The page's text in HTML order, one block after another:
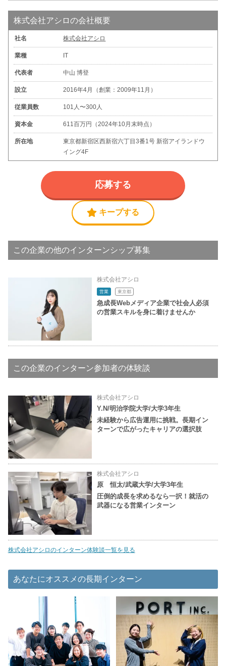
株式会社アシロの会社概要
社名 株式会社アシロ
業種 IT
代表者 中山 博登
設立 2016年4月（創業：2009年11月）
従業員数 101人〜300人
資本金 611百万円（2024年10月末時点）
所在地
東京都新宿区西新宿六丁目3番1号 新宿アイランドウ
イング4F
キープする
応募する
この企業の他のインターンシップ募集
株式会社アシロ
営業 東京都
急成長Webメディア企業で社会人必須
の営業スキルを身に着けませんか
この企業のインターン参加者の体験談
株式会社アシロ
Y.N/明治学院大学/大学3年生
未経験から広告運用に挑戦。長期イン
ターンで広がったキャリアの選択肢
株式会社アシロ
原 恒太/武蔵大学/大学3年生
圧倒的成長を求めるなら一択！就活の
武器になる営業インターン
株式会社アシロのインターン体験談一覧を見る
あなたにオススメの長期インターン